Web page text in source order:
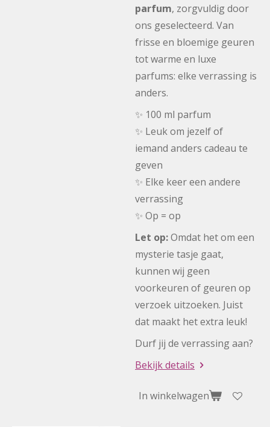
parfum, zorgvuldig door
ons geselecteerd. Van
frisse en bloemige geuren
tot warme en luxe
parfums: elke verrassing is
anders.
✨ 100 ml parfum
✨ Leuk om jezelf of
iemand anders cadeau te
geven
✨ Elke keer een andere
verrassing
✨ Op = op
Let op:Omdat het om een
mysterie tasje gaat,
kunnen wij geen
voorkeuren of geuren op
verzoek uitzoeken. Juist
dat maakt het extra leuk!
Durf jij de verrassing aan?
Bekijk details
In winkelwagen